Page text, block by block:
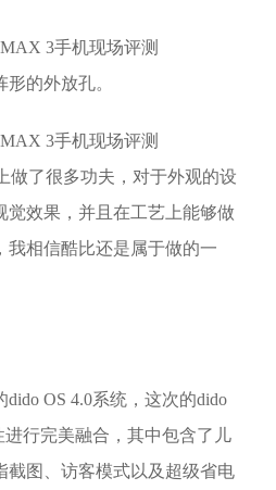
的外放孔。
做了很多功夫，对于外观的设
觉效果，并且在工艺上能够做
我相信酷比还是属于做的一
OS 4.0系统，这次的dido
进行完美融合，其中包含了儿
截图、访客模式以及超级省电